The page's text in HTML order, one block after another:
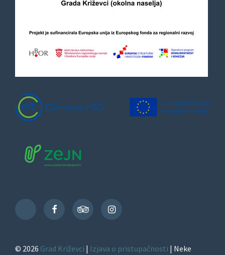
TikTok
FacebookTripAdvisorInstagram
© 2026 Grad Križevci | Izjava o pristupačnosti | Neke